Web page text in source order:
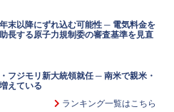
末以降にずれ込む可能性 ─ 電気料金を
長する原子力規制委の審査基準を見直
フジモリ新大統領就任 ─ 南米で親米・
えている
ランキング一覧はこちら